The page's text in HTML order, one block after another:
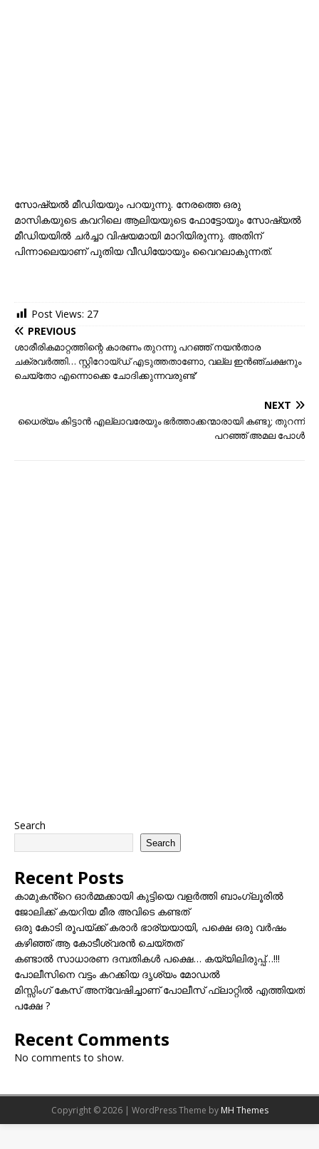
സോഷ്യൽ മീഡിയയും പറയുന്നു. നേരത്തെ ഒരു
മാസികയുടെ കവറിലെ ആലിയയുടെ ഫോട്ടോയും സോഷ്യൽ
മീഡിയയിൽ ചർച്ചാ വിഷയമായി മാറിയിരുന്നു. അതിന്
പിന്നാലെയാണ് പുതിയ വീഡിയോയും വൈറലാകുന്നത്.
Post Views: 27
PREVIOUS
ശാരീരികമാറ്റത്തിന്റെ കാരണം തുറന്നു പറഞ്ഞ് നയന്‍താര
ചക്രവര്‍ത്തി… സ്റ്റിറോയ്ഡ് എടുത്തതാണോ, വല്ല ഇന്‍ഞ്ചക്ഷനും
ചെയ്‌തോ എന്നൊക്കെ ചോദിക്കുന്നവരുണ്ട്’
NEXT
ധൈര്യം കിട്ടാന്‍ എല്ലാവരേയും ഭര്‍ത്താക്കന്മാരായി കണ്ടു; തുറന്ന്
പറഞ്ഞ് അമല പോള്‍
Search
Search
Recent Posts
കാമുകൻ്റെ ഓർമ്മക്കായി കുട്ടിയെ വളർത്തി ബാംഗ്ലൂരിൽ
ജോലിക്ക് കയറിയ മീര അവിടെ കണ്ടത്
ഒരു കോടി രൂപയ്ക്ക് കരാർ ഭാര്യയായി, പക്ഷെ ഒരു വർഷം
കഴിഞ്ഞ് ആ കോടീശ്വരൻ ചെയ്തത്
കണ്ടാൽ സാധാരണ ദമ്പതികൾ പക്ഷെ… കയ്യിലിരുപ്പ്…!!!
പോലീസിനെ വട്ടം കറക്കിയ ദൃശ്യം മോഡല്‍
മിസ്സിംഗ് കേസ് അന്വേഷിച്ചാണ് പോലീസ് ഫ്ലാറ്റിൽ എത്തിയത്
പക്ഷേ ?
Recent Comments
No comments to show.
Copyright © 2026 | WordPress Theme by MH Themes